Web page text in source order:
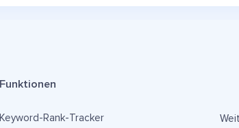
Funktionen
Keyword-Rank-Tracker